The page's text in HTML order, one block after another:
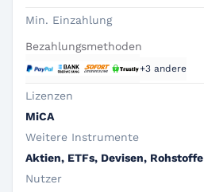
Min. Einzahlung
Bezahlungsmethoden
+3 andere
Lizenzen
MiCA
Weitere Instrumente
Aktien, ETFs, Devisen, Rohstoffe
Nutzer